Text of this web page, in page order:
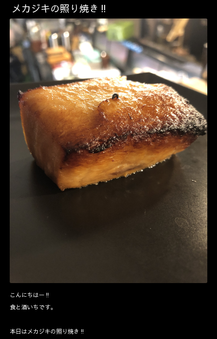
メカジキの照り焼き‼️
こんにちはー‼️
食と酒いちです。
本日はメカジキの照り焼き‼️